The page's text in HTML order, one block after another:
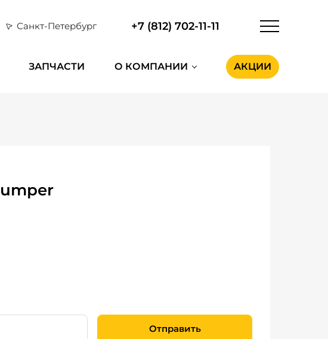
Санкт-Петербург +7 (812) 702-11-11
ЗАПЧАСТИ О КОМПАНИИ АКЦИИ
Отправить